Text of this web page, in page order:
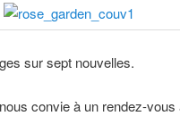
sur sept nouvelles.
convie à un rendez-